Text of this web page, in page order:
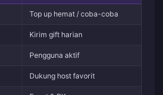
Top up hemat / coba-coba
Kirim gift harian
Pengguna aktif
Dukung host favorit